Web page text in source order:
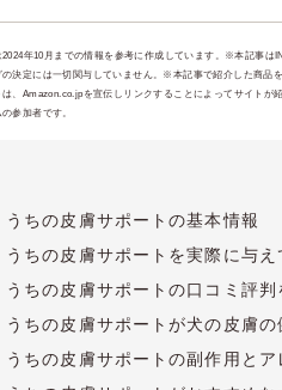
格：ペットフード安全
年10月までの情報を参考に作成しています。※本記事は
の決定には一切関与していません。※本記事で紹介した商品
、Amazon.co.jpを宣伝しリンクすることによってサイトが
参加者です。
うちの皮膚サポートの基本情報
うちの皮膚サポートを実際に与え
うちの皮膚サポートの口コミ評
うちの皮膚サポートが犬の皮膚
うちの皮膚サポートの副作用とア